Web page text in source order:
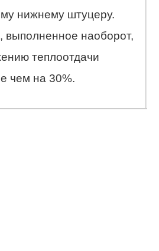
нижнему штуцеру.
выполненное наоборот,
теплоотдачи
чем на 30%.